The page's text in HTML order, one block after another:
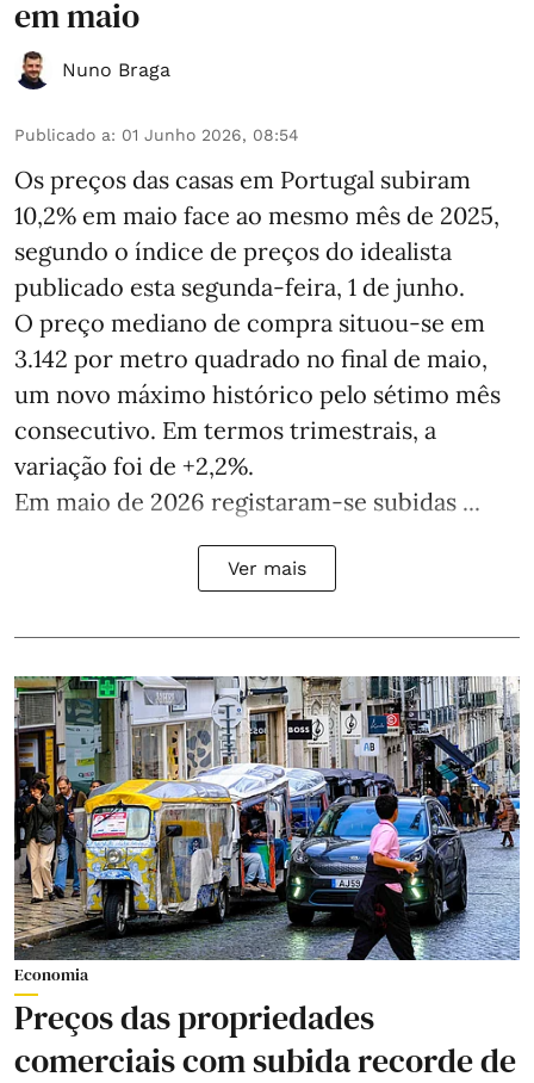
em maio
Nuno Braga
Publicado a: 01 Junho 2026, 08:54
Os preços das casas em Portugal subiram
10,2% em maio face ao mesmo mês de 2025,
segundo o índice de preços do idealista
publicado esta segunda-feira, 1 de junho.
O preço mediano de compra situou‑se em
3.142 por metro quadrado no final de maio,
um novo máximo histórico pelo sétimo mês
consecutivo. Em termos trimestrais, a
variação foi de +2,2%.
Em maio de 2026 registaram‑se subidas ...
Ver mais
Economia
Preços das propriedades
comerciais com subida recorde de